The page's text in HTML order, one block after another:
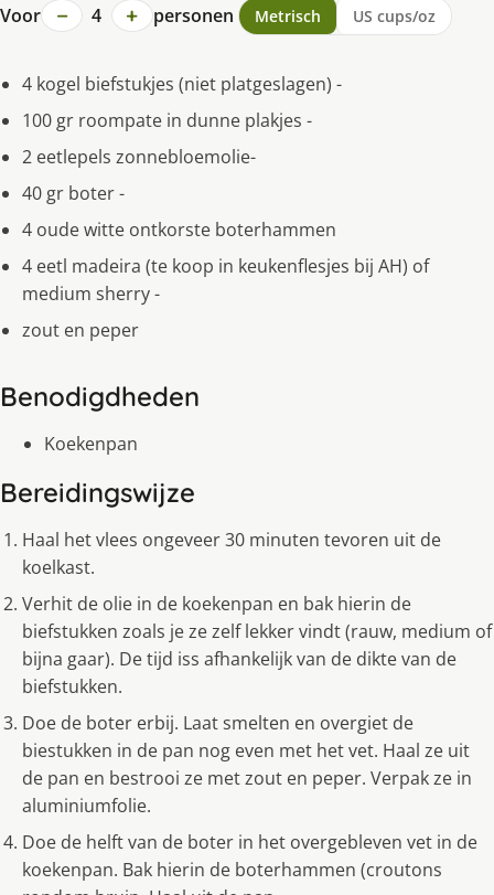
Voor − 4 + personen Metrisch US cups/oz
4 kogel biefstukjes (niet platgeslagen) -
100 gr roompate in dunne plakjes -
2 eetlepels zonnebloemolie-
40 gr boter -
4 oude witte ontkorste boterhammen
4 eetl madeira (te koop in keukenflesjes bij AH) of
medium sherry -
zout en peper
Benodigdheden
Koekenpan
Bereidingswijze
Haal het vlees ongeveer 30 minuten tevoren uit de
koelkast.
Verhit de olie in de koekenpan en bak hierin de
biefstukken zoals je ze zelf lekker vindt (rauw, medium of
bijna gaar). De tijd iss afhankelijk van de dikte van de
biefstukken.
Doe de boter erbij. Laat smelten en overgiet de
biestukken in de pan nog even met het vet. Haal ze uit
de pan en bestrooi ze met zout en peper. Verpak ze in
aluminiumfolie.
Doe de helft van de boter in het overgebleven vet in de
koekenpan. Bak hierin de boterhammen (croutons